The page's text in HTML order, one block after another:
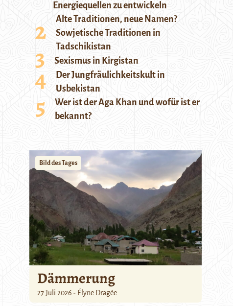
Energiequellen zu entwickeln
Alte Traditionen, neue Namen?
Sowjetische Traditionen in
Tadschikistan
Sexismus in Kirgistan
Der Jungfräulichkeitskult in
Usbekistan
Wer ist der Aga Khan und wofür ist er
bekannt?
Bild des Tages
Dämmerung
27 Juli 2026 - Élyne Dragée